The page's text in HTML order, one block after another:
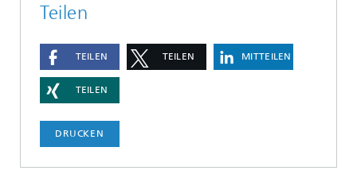
Teilen
TEILEN TEILEN MITTEILEN
TEILEN
DRUCKEN